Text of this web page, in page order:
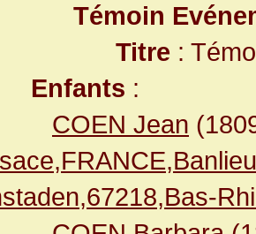
Témoin
Titre :
Enfants :
COEN Jean